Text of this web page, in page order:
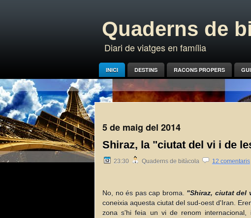
Quaderns de
Diari de viatges en família
INICI DESTINS RACONS PROPERS
5 de maig del 2014
Shiraz, la "ciutat del vi i de
23:30 Quaderns de bitàcola 12 comentaris
No, no és pas cap broma. "Shiraz, ciutat del
coneixia aquesta ciutat del sud-oest d'Iran.
zona s'hi feia un vi de renom